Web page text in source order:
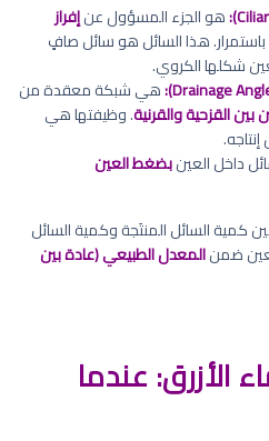
هو الجزء المسؤول عنإفراز
باستمرار. هذا السائل هو سائل صافٍ
شكلها الكروي.
هي شبكة معقدة من
بين القزحية والقرنية. وظيفتها هي
داخل العينبضغط العين
كمية السائل المنتَجة وكمية السائل
ضمنالمعدل الطبيعي (عادة بين
الأزرق: عندما